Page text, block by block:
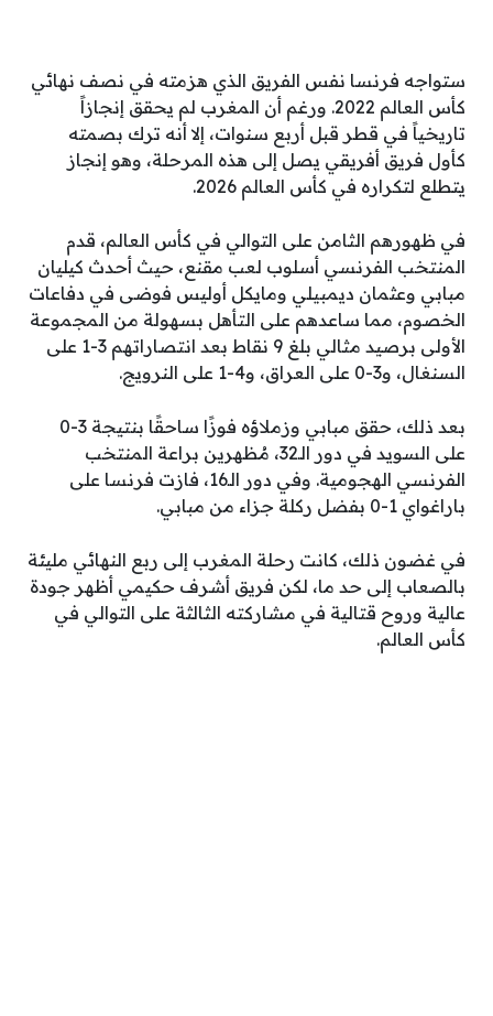
ستواجه فرنسا نفس الفريق الذي هزمته في نصف نهائي
كأس العالم 2022. ورغم أن المغرب لم يحقق إنجازاً
تاريخياً في قطر قبل أربع سنوات، إلا أنه ترك بصمته
كأول فريق أفريقي يصل إلى هذه المرحلة، وهو إنجاز
يتطلع لتكراره في كأس العالم 2026.
في ظهورهم الثامن على التوالي في كأس العالم، قدم
المنتخب الفرنسي أسلوب لعب مقنع، حيث أحدث كيليان
مبابي وعثمان ديمبيلي ومايكل أوليس فوضى في دفاعات
الخصوم، مما ساعدهم على التأهل بسهولة من المجموعة
الأولى برصيد مثالي بلغ 9 نقاط بعد انتصاراتهم 3-1 على
السنغال، و3-0 على العراق، و4-1 على النرويج.
بعد ذلك، حقق مبابي وزملاؤه فوزًا ساحقًا بنتيجة 3-0
على السويد في دور الـ32، مُظهرين براعة المنتخب
الفرنسي الهجومية. وفي دور الـ16، فازت فرنسا على
باراغواي 1-0 بفضل ركلة جزاء من مبابي.
في غضون ذلك، كانت رحلة المغرب إلى ربع النهائي مليئة
بالصعاب إلى حد ما، لكن فريق أشرف حكيمي أظهر جودة
عالية وروح قتالية في مشاركته الثالثة على التوالي في
كأس العالم.